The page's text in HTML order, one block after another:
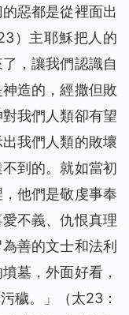
惡都是從裡面出
）主耶穌把人的
，讓我們認識自
造的，經撒但敗
我們人類卻有望
我們人類的敗壞
到的。就如當初
他們是敬虔事奉
不義、仇恨真理
善的文士和法利
墓，外面好看，
穢。
」（太23：